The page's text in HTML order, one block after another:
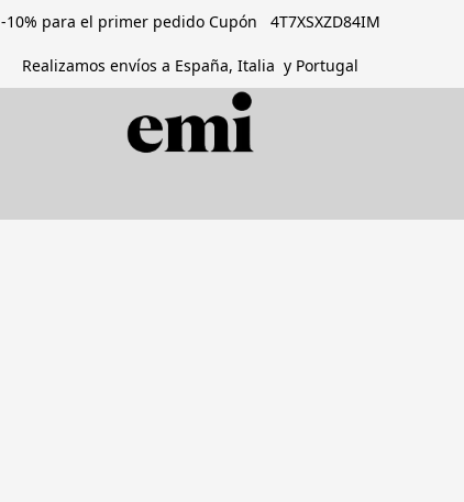
-10% para el primer pedido Cupón 4T7XSXZD84IM
Realizamos envíos a España, Italia y Portugal